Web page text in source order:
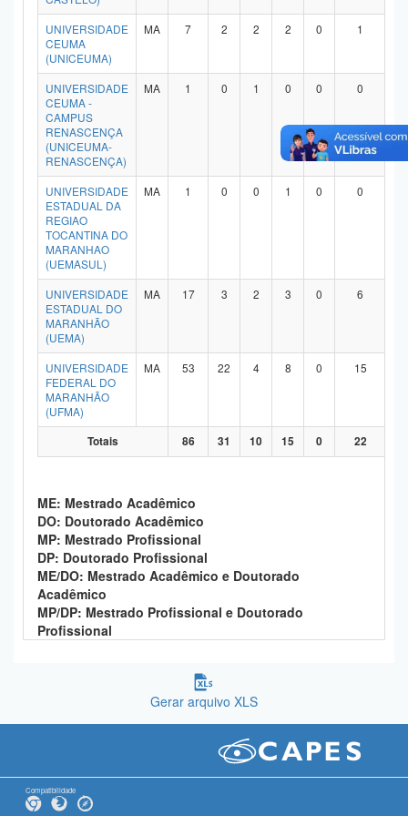
Planalto
UNIVERSIDADE
CEUMA
(UNICEUMA)
MA 7 2 2 2 0 1
UNIVERSIDADE
CEUMA -
CAMPUS
RENASCENÇA
(UNICEUMA-
RENASCENÇA)
MA 1 0 1 0 0 0
UNIVERSIDADE
ESTADUAL DA
REGIAO
TOCANTINA DO
MARANHAO
(UEMASUL)
MA 1 0 0 1 0 0
UNIVERSIDADE
ESTADUAL DO
MARANHÃO
(UEMA)
MA 17 3 2 3 0 6
UNIVERSIDADE
FEDERAL DO
MARANHÃO
(UFMA)
MA 53 22 4 8 0 15
Totais 86 31 10 15 0 22
ME: Mestrado Acadêmico
DO: Doutorado Acadêmico
MP: Mestrado Profissional
DP: Doutorado Profissional
ME/DO: Mestrado Acadêmico e Doutorado
Acadêmico
MP/DP: Mestrado Profissional e Doutorado
Profissional
Gerar arquivo XLS
Compatibilidade